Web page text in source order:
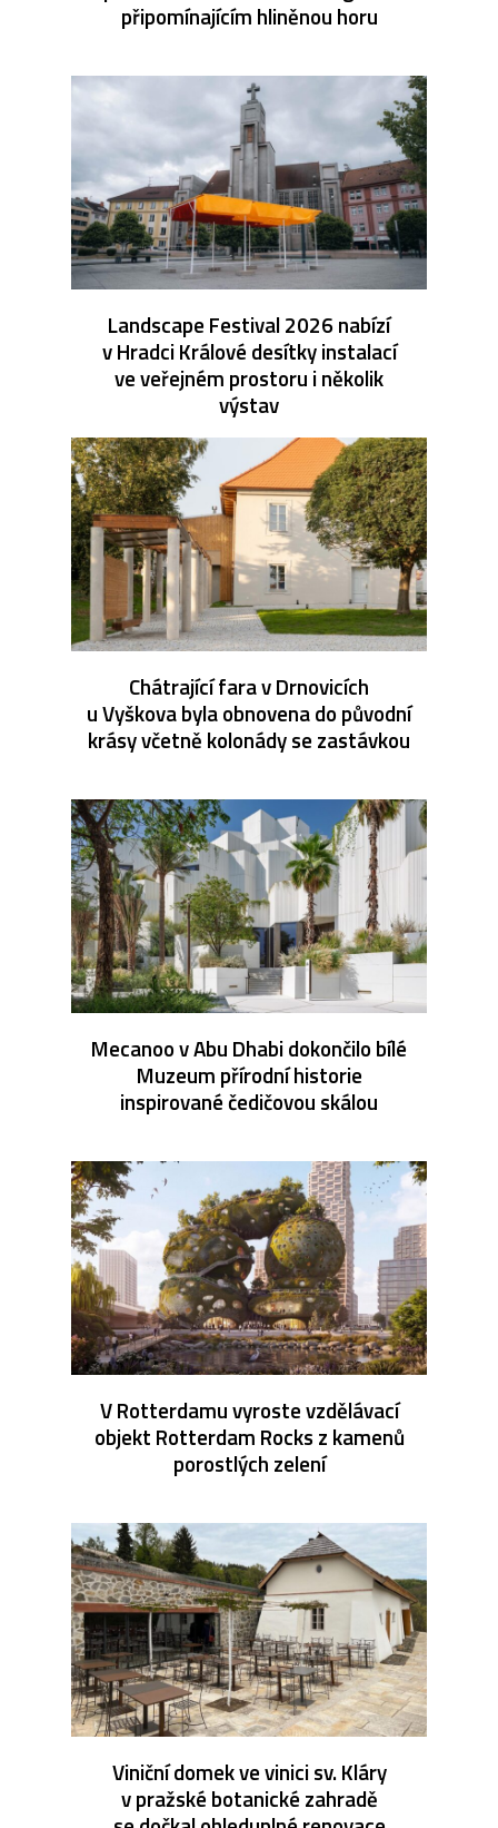
připomínajícím hliněnou horu
Landscape Festival 2026 nabízí
v Hradci Králové desítky instalací
ve veřejném prostoru i několik
výstav
Chátrající fara v Drnovicích
u Vyškova byla obnovena do původní
krásy včetně kolonády se zastávkou
Mecanoo v Abu Dhabi dokončilo bílé
Muzeum přírodní historie
inspirované čedičovou skálou
V Rotterdamu vyroste vzdělávací
objekt Rotterdam Rocks z kamenů
porostlých zelení
Viniční domek ve vinici sv. Kláry
v pražské botanické zahradě